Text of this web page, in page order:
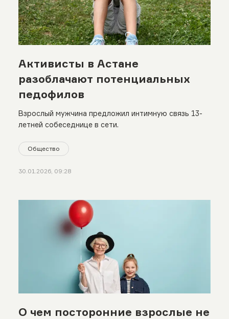
Активисты в Астане
разоблачают потенциальных
педофилов
Взрослый мужчина предложил интимную связь 13-
летней собеседнице в сети.
Общество
30.01.2026, 09:28
О чем посторонние взрослые не